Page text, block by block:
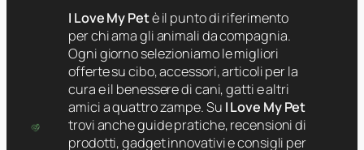
I Love My Petè il punto di riferimento
per chi ama gli animali da compagnia.
Ogni giorno selezioniamo le migliori
offerte su cibo, accessori, articoli per la
cura e il benessere di cani, gatti e altri
amici a quattro zampe. Su I Love My Pet
trovi anche guide pratiche, recensioni di
prodotti, gadget innovativi e consigli per